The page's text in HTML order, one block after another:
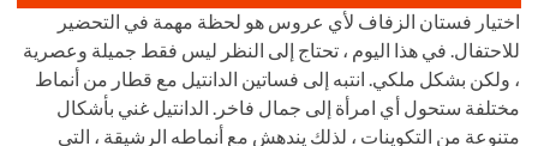
اختيار فستان الزفاف لأي عروس هو لحظة مهمة في التحضير
للاحتفال. في هذا اليوم ، تحتاج إلى النظر ليس فقط جميلة وعصرية
، ولكن بشكل ملكي. انتبه إلى فساتين الدانتيل مع قطار من أنماط
مختلفة ستحول أي امرأة إلى جمال فاخر. الدانتيل غني بأشكال
متنوعة من التكوينات ، لذلك يندهش مع أنماطه الرشيقة ، التي